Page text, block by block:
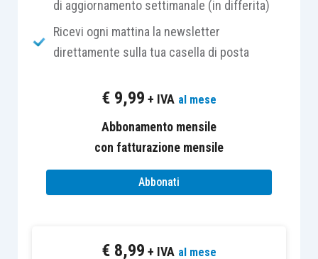
consultabili solo dagli abbonati di FiscoPratico.
di aggiornamento settimanale (in differita)
Ricevi ogni mattina la newsletter
direttamente sulla tua casella di posta
€ 9,99 + IVA al mese
Abbonamento mensile
con fatturazione mensile
Abbonati
€ 8,99 + IVA al mese